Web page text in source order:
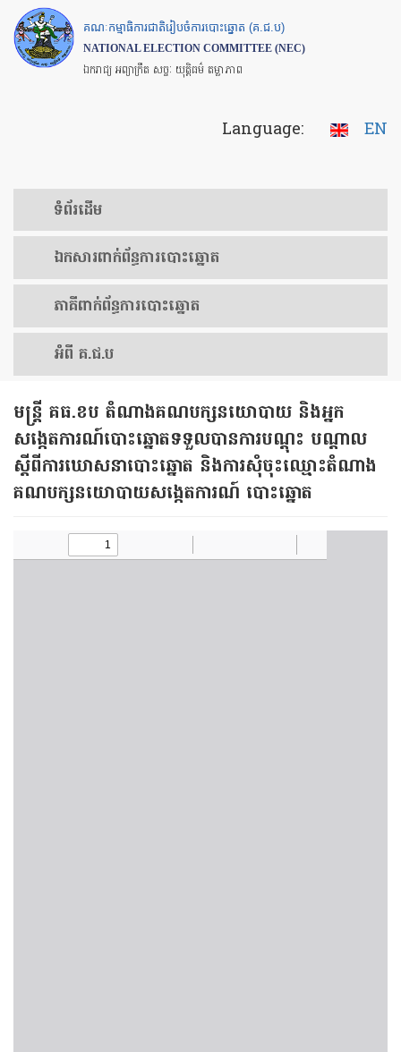
Skip
to
main
គណៈកម្មាធិការជាតិរៀបចំការបោះឆ្នោត (គ.ជ.ប)
NATIONAL ELECTION COMMITTEE (NEC)
ឯករាជ្យ អព្យាក្រឹត សច្ចៈ យុត្តិធម៌ តម្លាភាព
Language: EN
ទំព័រ​ដើម
ឯកសារ​ពាក់ព័ន្ធ​ការ​បោះឆ្នោត
​ភាគីពាក់ព័ន្ធ​​ការ​បោះឆ្នោត
អំពី គ.ជ.ប
មន្ត្រី​ គធ.ខប​ តំណាងគណបក្សនយោបាយ និងអ្នក
សង្កេតការណ៍បោះឆ្នោតទទួលបានការបណ្តុះ បណ្តាល
ស្តីពីការឃោសនាបោះឆ្នោត និងការសុំចុះឈ្មោះតំណាង
គណបក្សនយោបាយសង្កេតការណ៍ បោះឆ្នោត